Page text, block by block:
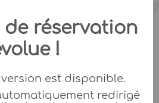
de réservation
!
est disponible.
redirigé